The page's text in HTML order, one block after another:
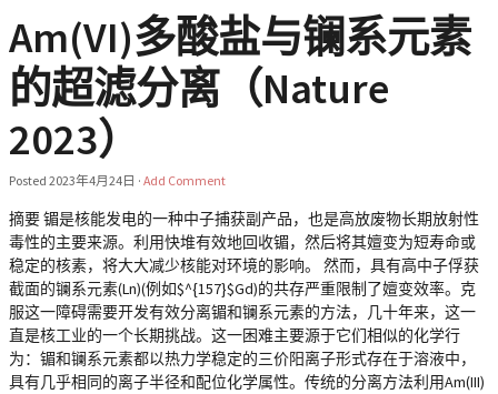
Am(VI)多酸盐与镧系元素
的超滤分离（Nature
2023）
Posted 2023年4月24日 · Add Comment
摘要 镅是核能发电的一种中子捕获副产品，也是高放废物长期放射性
毒性的主要来源。利用快堆有效地回收镅，然后将其嬗变为短寿命或
稳定的核素，将大大减少核能对环境的影响。 然而，具有高中子俘获
截面的镧系元素(Ln)(例如$^{157}$Gd)的共存严重限制了嬗变效率。克
服这一障碍需要开发有效分离镅和镧系元素的方法，几十年来，这一
直是核工业的一个长期挑战。这一困难主要源于它们相似的化学行
为：镅和镧系元素都以热力学稳定的三价阳离子形式存在于溶液中，
具有几乎相同的离子半径和配位化学属性。传统的分离方法利用Am(III)